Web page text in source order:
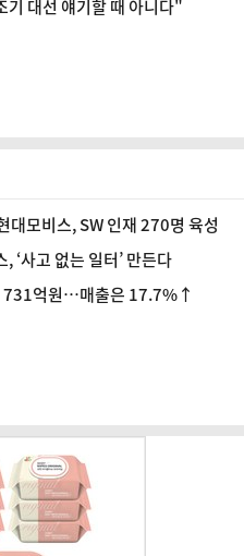
대선 얘기할 때 아니다"
대모비스, SW 인재 270명 육성
‘사고 없는 일터’ 만든다
731억원…매출은 17.7%↑